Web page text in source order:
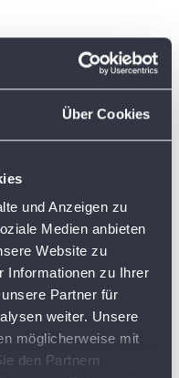
Über Cookies
und Anzeigen zu
Medien anbieten
Website zu
Informationen zu Ihrer
Partner für
weiter. Unsere
möglicherweise mit
den Partnern